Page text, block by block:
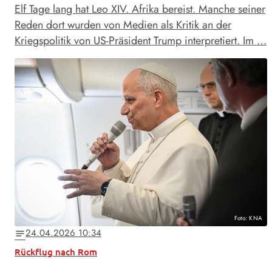
Elf Tage lang hat Leo XIV. Afrika bereist. Manche seiner
Reden dort wurden von Medien als Kritik an der
Kriegspolitik von US-Präsident Trump interpretiert. Im …
Foto: KNA
notes24.04.2026 10:34
Rückflug nach Rom